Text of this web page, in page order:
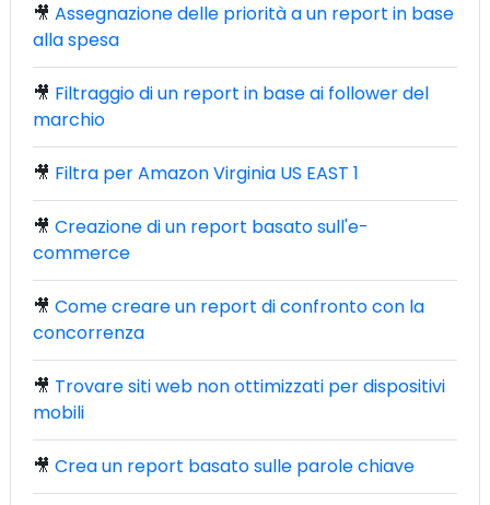
🎥 Assegnazione delle priorità a un report in base
alla spesa
🎥 Filtraggio di un report in base ai follower del
marchio
🎥 Filtra per Amazon Virginia US EAST 1
🎥 Creazione di un report basato sull'e-
commerce
🎥 Come creare un report di confronto con la
concorrenza
🎥 Trovare siti web non ottimizzati per dispositivi
mobili
🎥 Crea un report basato sulle parole chiave